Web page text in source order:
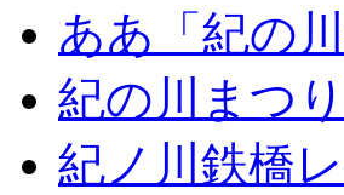
ああ「紀の
紀の川まつ
紀ノ川鉄橋